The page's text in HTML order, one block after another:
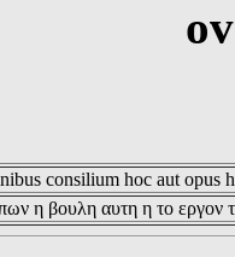
consilium hoc aut opus
η βουλη αυτη η το εργον